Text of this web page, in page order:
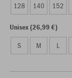
128 140 152
Unisex (26,99 €)
S M L